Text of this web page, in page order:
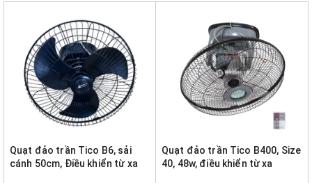
Quạt đảo trần Tico B6, sải
cánh 50cm, Điều khiển từ xa
Quạt đảo trần Tico B400, Size
40, 48w, điều khiển từ xa